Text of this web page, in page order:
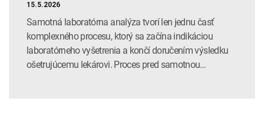
15.5.2026
Samotná laboratórna analýza tvorí len jednu časť
komplexného procesu, ktorý sa začína indikáciou
laboratórneho vyšetrenia a končí doručením výsledku
ošetrujúcemu lekárovi. Proces pred samotnou…